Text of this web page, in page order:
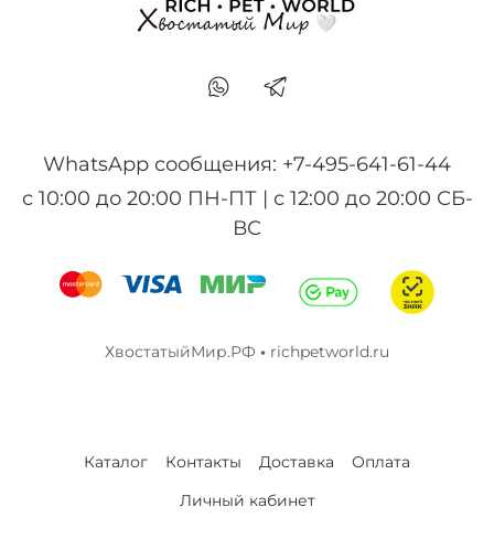
WhatsApp сообщения: +7-495-641-61-44
с 10:00 до 20:00 ПН-ПТ | с 12:00 до 20:00 СБ-
ВС
ХвостатыйМир.РФ • richpetworld.ru
Каталог Контакты Доставка
Оплата
Личный кабинет